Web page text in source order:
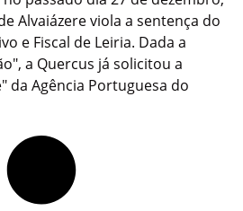
Alvaiázere viola a sentença do
e Fiscal de Leiria. Dada a
a Quercus já solicitou a
da Agência Portuguesa do